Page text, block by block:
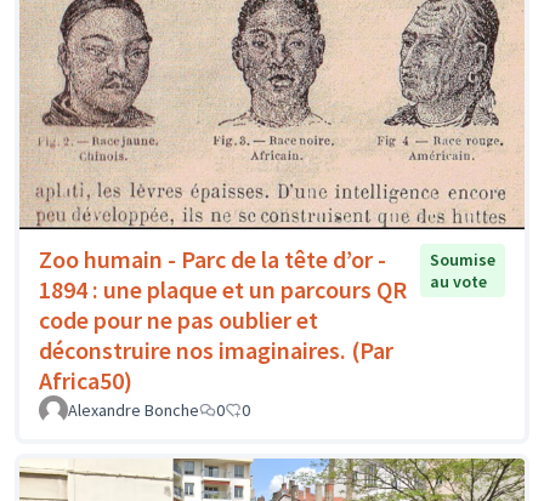
Zoo humain - Parc de la tête d’or -
1894 : une plaque et un parcours QR
code pour ne pas oublier et
déconstruire nos imaginaires. (Par
Africa50)
Soumise
au vote
Alexandre Bonche 0 0